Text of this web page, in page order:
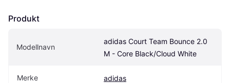
Produkt
Modellnavn
adidas Court Team Bounce 2.0
M - Core Black/Cloud White
Merke adidas